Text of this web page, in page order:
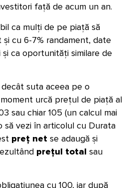
față de acum un an.
ca mulți de pe piață să
și cu 6-7% randament, date
ca oportunități similare de
suta aceea pe o
urcă prețul de piață al
sau chiar 105 (un calcul mai
vezi în articolul cu Durata
preț net se adaugă și
prețul total sau
cu 100, iar după